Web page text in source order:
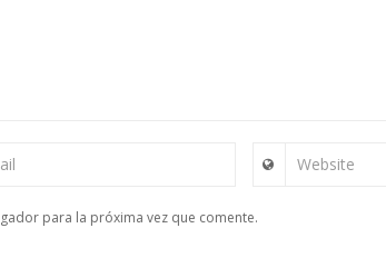
Website
para la próxima vez que comente.